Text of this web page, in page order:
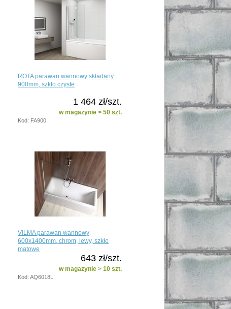
ROTA parawan wannowy składany
900mm, szkło czyste
1 464 zł/szt.
w magazynie > 50 szt.
Kod: FA900
VILMA parawan wannowy
600x1400mm, chrom, lewy, szkło
matowe
643 zł/szt.
w magazynie > 10 szt.
Kod: AQ6018L